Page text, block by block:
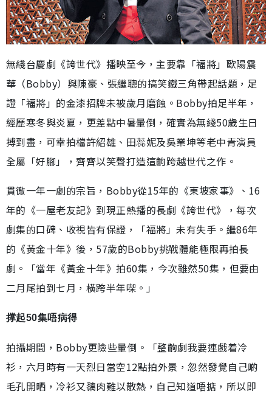
無綫台慶劇《誇世代》播映至今，主要靠「福將」歐陽震
華（Bobby）與陳豪、張繼聰的搞笑鐵三角帶起話題，足
證「福將」的金漆招牌未被歲月磨蝕。Bobby拍足半年，
經歷寒冬與炎夏，更差點中暑暈倒，確實為無綫50歲生日
搏到盡，可幸拍檔許紹雄、田蕊妮及吳業坤等老中青演員
全屬「好腳」，齊齊以笑聲打造這齣跨越世代之作。
貫徹一年一劇的宗旨，Bobby從15年的《東坡家事》、16
年的《一屋老友記》到現正熱播的長劇《誇世代》，每次
劇集的口碑、收視皆有保證，「福將」未有失手。繼86年
的《黃金十年》後，57歲的Bobby挑戰體能極限再拍長
劇。「當年《黃金十年》拍60集，今次雖然50集，但要由
二月尾拍到七月，橫跨半年㗎。」
撑起50集唔病得
拍攝期間，Bobby更險些暈倒。「整齣劇我要連戲着冷
衫，六月時有一天烈日當空12點拍外景，忽然發覺自己啲
毛孔開晒，冷衫又黐肉難以散熱，自己知道唔掂，所以即